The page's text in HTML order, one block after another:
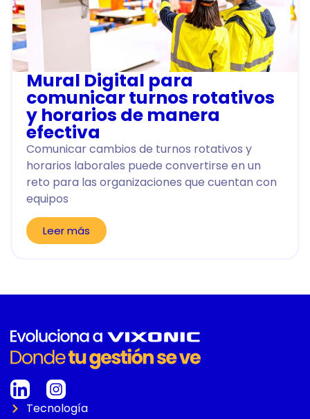
Mural Digital para
comunicar turnos rotativos
y horarios de manera
efectiva
Comunicar cambios de turnos rotativos y
horarios laborales puede convertirse en un
reto para las organizaciones que cuentan con
equipos
Leer más
Tecnología